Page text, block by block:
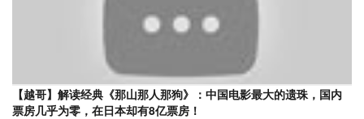
【越哥】解读经典《那山那人那狗》：中国电影最大的遗珠，国内
票房几乎为零，在日本却有8亿票房！